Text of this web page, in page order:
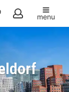
menu